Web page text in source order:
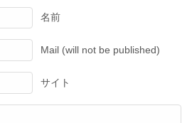
名前
Mail (will not be published)
サイト